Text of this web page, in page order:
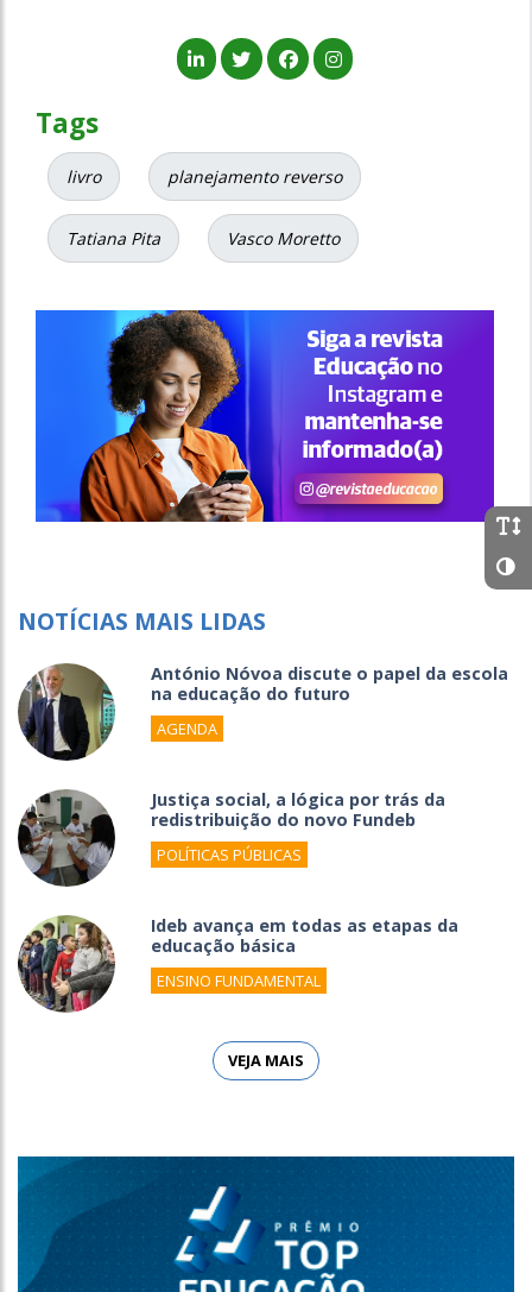
Tags
livro planejamento reverso
Tatiana Pita Vasco Moretto
NOTÍCIAS MAIS LIDAS
António Nóvoa discute o papel da escola
na educação do futuro
AGENDA
Justiça social, a lógica por trás da
redistribuição do novo Fundeb
POLÍTICAS PÚBLICAS
Ideb avança em todas as etapas da
educação básica
ENSINO FUNDAMENTAL
VEJA MAIS